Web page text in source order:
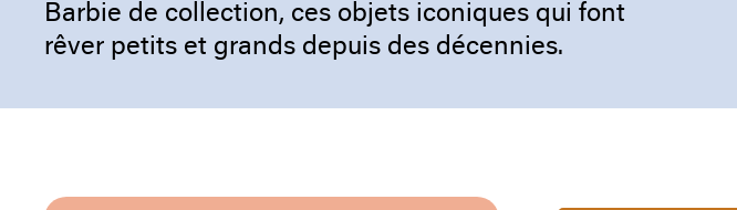
Barbie de collection, ces objets iconiques qui font
rêver petits et grands depuis des décennies.